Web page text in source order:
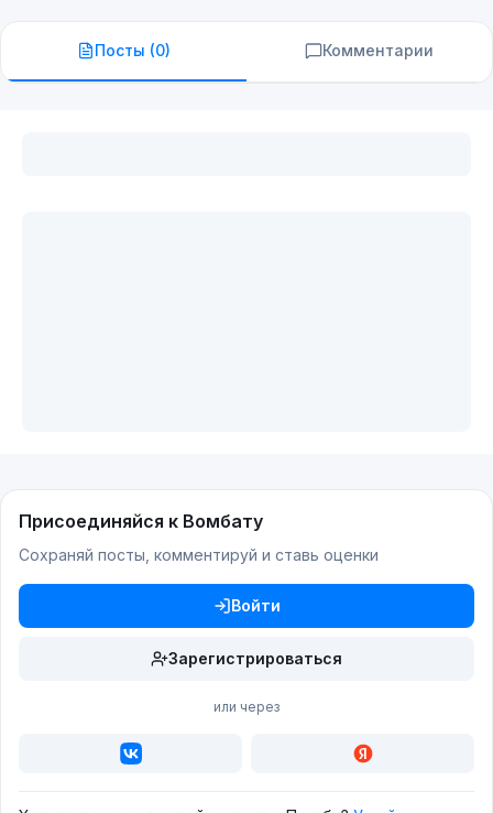
Посты (0) Комментарии
Присоединяйся к Вомбату
Сохраняй посты, комментируй и ставь оценки
Войти
Зарегистрироваться
или через